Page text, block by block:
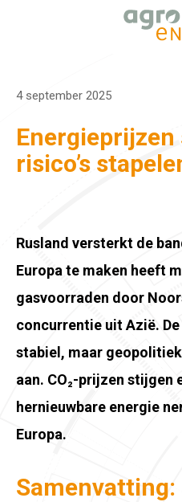
risico’s
4 september 2025
Rusland versterkt de
Europa te maken heeft
gasvoorraden door
concurrentie uit Azië.
stabiel, maar
aan. CO₂-prijzen stijgen
hernieuwbare energie
Europa.
Samenvatting: